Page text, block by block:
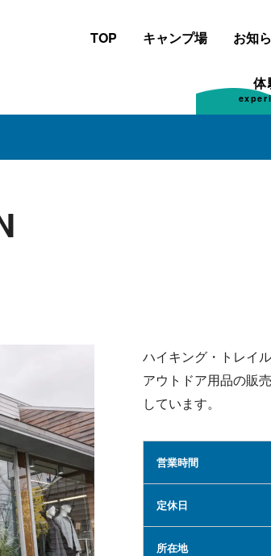
TOP キャンプ場 お知
体
ハイキング・トレイ
アウトドア用品の販
しています。
営業時間
定休日
所在地